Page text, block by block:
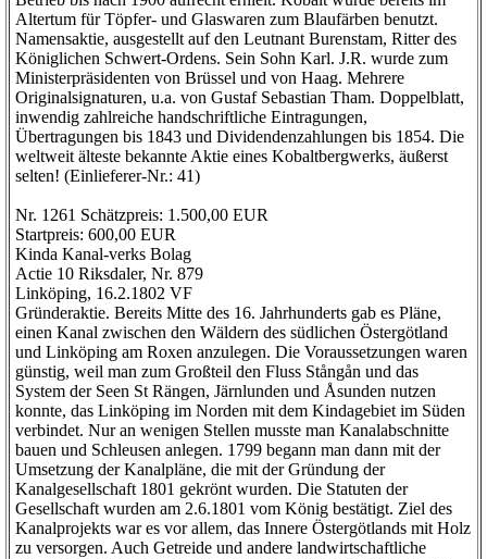
Altertum für Töpfer- und Glaswaren zum Blaufärben benutzt.
Namensaktie, ausgestellt auf den Leutnant Burenstam, Ritter des
Königlichen Schwert-Ordens. Sein Sohn Karl. J.R. wurde zum
Ministerpräsidenten von Brüssel und von Haag. Mehrere
Originalsignaturen, u.a. von Gustaf Sebastian Tham. Doppelblatt,
inwendig zahlreiche handschriftliche Eintragungen,
Übertragungen bis 1843 und Dividendenzahlungen bis 1854. Die
weltweit älteste bekannte Aktie eines Kobaltbergwerks, äußerst
selten! (Einlieferer-Nr.: 41)
Nr. 1261 Schätzpreis: 1.500,00 EUR
Startpreis: 600,00 EUR
Kinda Kanal-verks Bolag
Actie 10 Riksdaler, Nr. 879
Linköping, 16.2.1802 VF
Gründeraktie. Bereits Mitte des 16. Jahrhunderts gab es Pläne,
einen Kanal zwischen den Wäldern des südlichen Östergötland
und Linköping am Roxen anzulegen. Die Voraussetzungen waren
günstig, weil man zum Großteil den Fluss Stångån und das
System der Seen St Rängen, Järnlunden und Åsunden nutzen
konnte, das Linköping im Norden mit dem Kindagebiet im Süden
verbindet. Nur an wenigen Stellen musste man Kanalabschnitte
bauen und Schleusen anlegen. 1799 begann man dann mit der
Umsetzung der Kanalpläne, die mit der Gründung der
Kanalgesellschaft 1801 gekrönt wurden. Die Statuten der
Gesellschaft wurden am 2.6.1801 vom König bestätigt. Ziel des
Kanalprojekts war es vor allem, das Innere Östergötlands mit Holz
zu versorgen. Auch Getreide und andere landwirtschaftliche